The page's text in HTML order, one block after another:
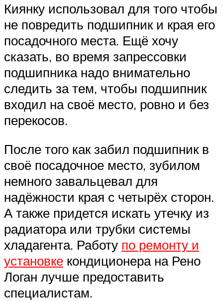
Киянку использовал для того чтобы
не повредить подшипник и края его
посадочного места. Ещё хочу
сказать, во время запрессовки
подшипника надо внимательно
следить за тем, чтобы подшипник
входил на своё место, ровно и без
перекосов.
После того как забил подшипник в
своё посадочное место, зубилом
немного завальцевал для
надёжности края с четырёх сторон.
А также придется искать утечку из
радиатора или трубки системы
хладагента. Работу по ремонту и
установке кондиционера на Рено
Логан лучше предоставить
специалистам.